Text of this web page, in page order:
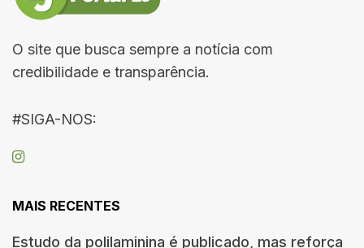
O site que busca sempre a notícia com
credibilidade e transparência.
#SIGA-NOS:
MAIS RECENTES
Estudo da polilaminina é publicado, mas reforça